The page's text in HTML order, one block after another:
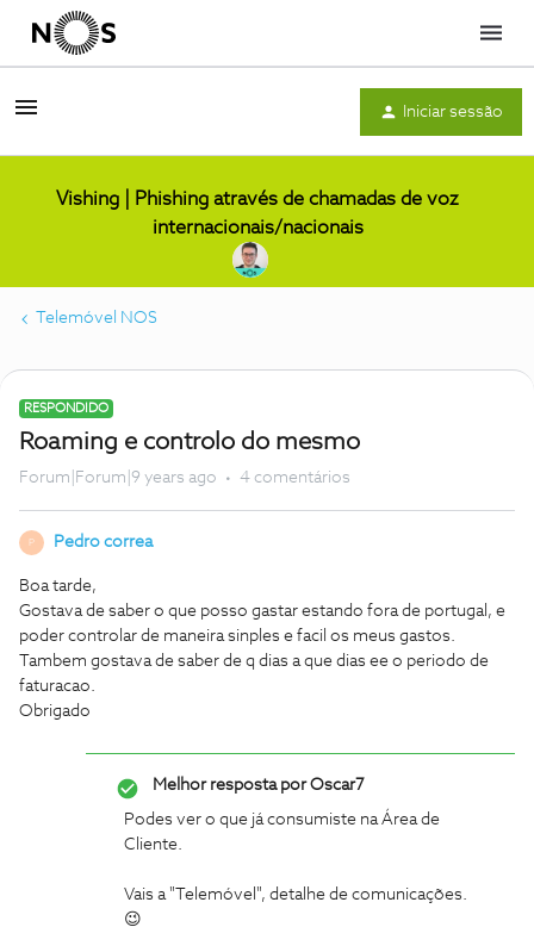
Menu
Iniciar sessão
Vishing | Phishing através de chamadas de voz
internacionais/nacionais
Telemóvel NOS
RESPONDIDO
Roaming e controlo do mesmo
Forum|Forum|9 years ago 4 comentários
P Pedro correa
Boa tarde,
Gostava de saber o que posso gastar estando fora de portugal, e
poder controlar de maneira sinples e facil os meus gastos.
Tambem gostava de saber de q dias a que dias ee o periodo de
faturacao.
Obrigado
Melhor resposta porOscar7
Podes ver o que já consumiste na Área de
Cliente.
Vais a "Telemóvel", detalhe de comunicações.
😉